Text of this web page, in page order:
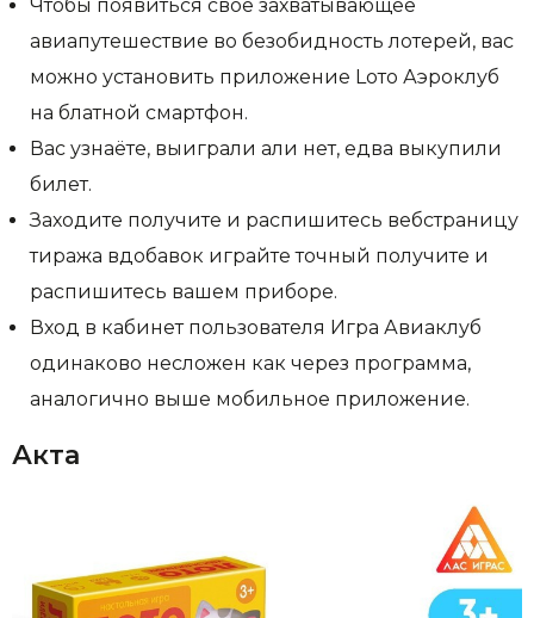
Чтобы появиться свое захватывающее
авиапутешествие во безобидность лотерей, вас
можно установить приложение Lото Аэроклуб
на блатной смартфон.
Вас узнаёте, выиграли али нет, едва выкупили
билет.
Заходите получите и распишитесь вебстраницу
тиража вдобавок играйте точный получите и
распишитесь вашем приборе.
Вход в кабинет пользователя Игра Авиаклуб
одинаково несложен как через программа,
аналогично выше мобильное приложение.
Акта